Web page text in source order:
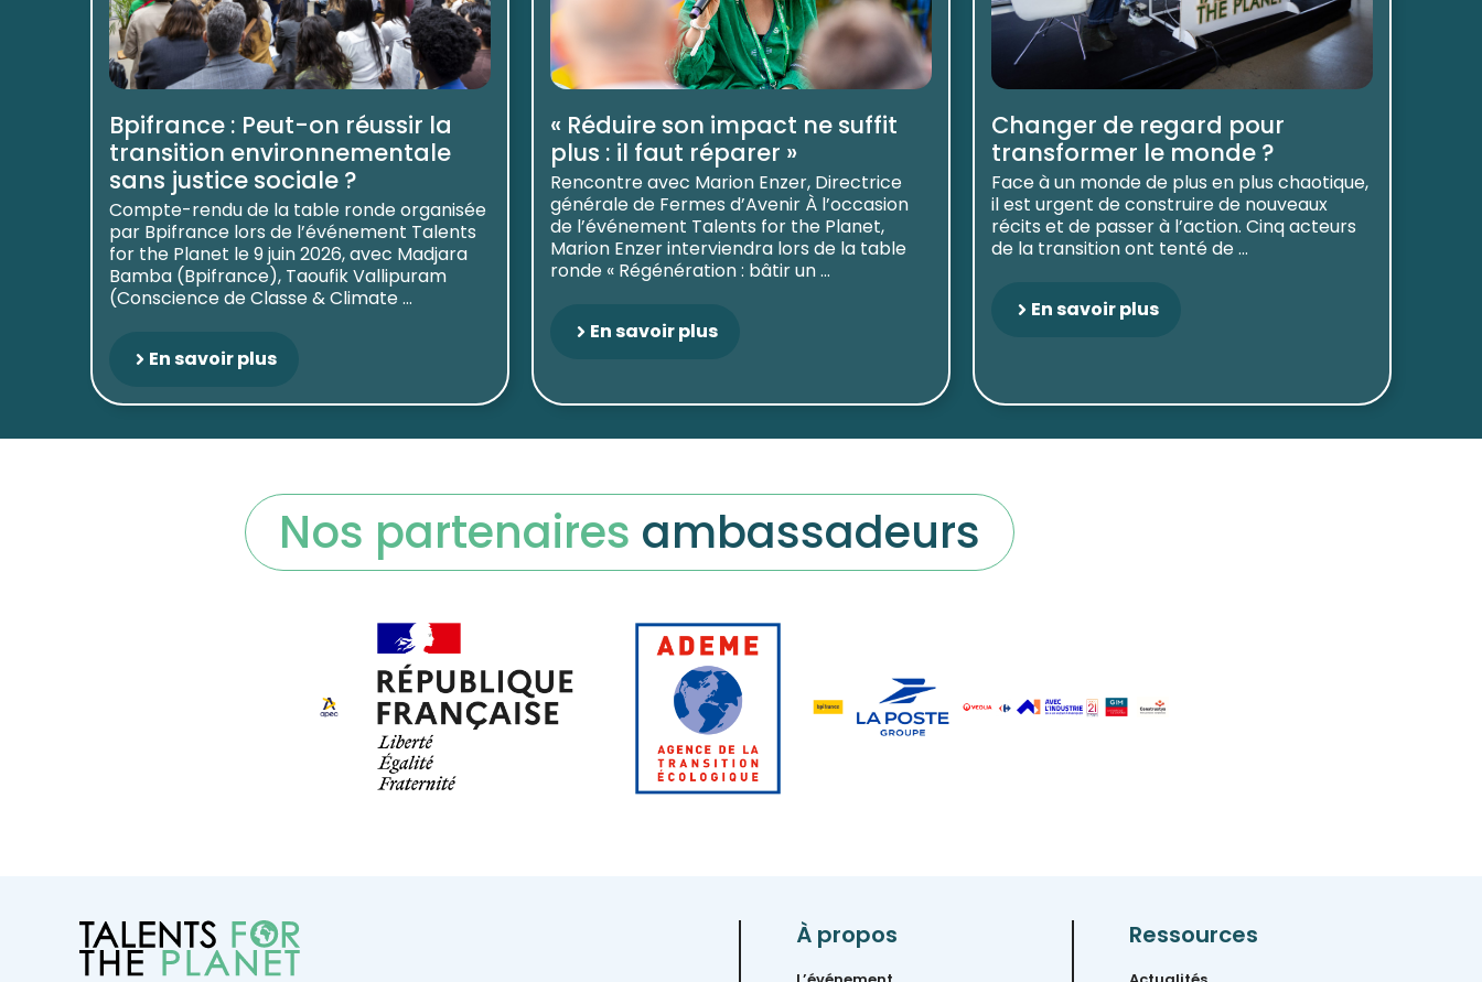
Bpifrance : Peut-on réussir la
transition environnementale
sans justice sociale ?
Compte-rendu de la table ronde organisée
par Bpifrance lors de l’événement Talents
for the Planet le 9 juin 2026, avec Madjara
Bamba (Bpifrance), Taoufik Vallipuram
(Conscience de Classe & Climate ...
En savoir plus
« Réduire son impact ne suffit
plus : il faut réparer »
Rencontre avec Marion Enzer, Directrice
générale de Fermes d’Avenir À l’occasion
de l’événement Talents for the Planet,
Marion Enzer interviendra lors de la table
ronde « Régénération : bâtir un ...
En savoir plus
Changer de regard pour
transformer le monde ?
Face à un monde de plus en plus chaotique,
il est urgent de construire de nouveaux
récits et de passer à l’action. Cinq acteurs
de la transition ont tenté de ...
En savoir plus
Nos partenaires ambassadeurs
À propos Ressources